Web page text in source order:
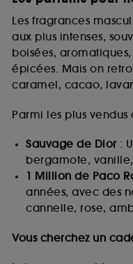
Les fragrances
aux plus intenses,
boisées,
épicées. Mais on
caramel, cacao,
Parmi les plus vendus
Sauvage de Dior:
bergamote,
1 Million de Paco
années, avec des
cannelle, rose,
Vous cherchez un